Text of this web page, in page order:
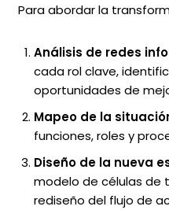
Para abordar la
Análisis de redes
cada rol clave,
oportunidades de
Mapeo de la
funciones, roles y
Diseño de la nueva
modelo de células de
rediseño del flujo de